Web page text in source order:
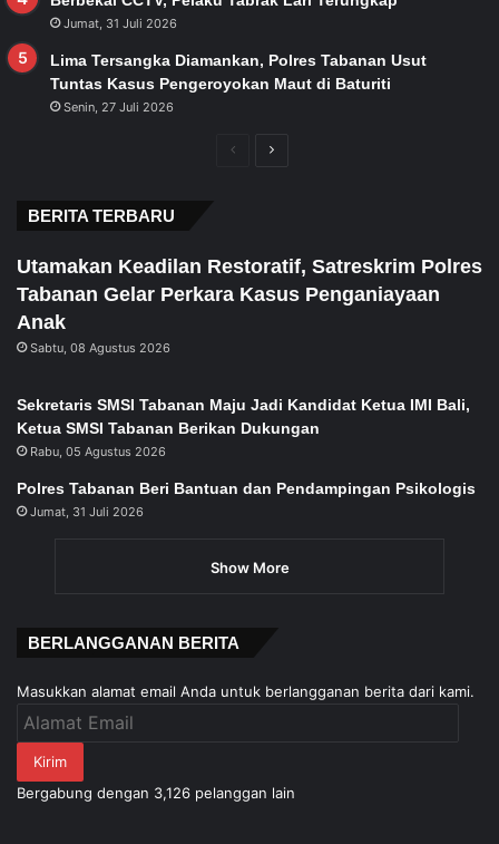
Jumat, 31 Juli 2026
Lima Tersangka Diamankan, Polres Tabanan Usut
Tuntas Kasus Pengeroyokan Maut di Baturiti
Senin, 27 Juli 2026
PreviousNext
BERITA TERBARU
Utamakan Keadilan Restoratif, Satreskrim Polres
Tabanan Gelar Perkara Kasus Penganiayaan
Anak
Sabtu, 08 Agustus 2026
Sekretaris SMSI Tabanan Maju Jadi Kandidat Ketua IMI Bali,
Ketua SMSI Tabanan Berikan Dukungan
Rabu, 05 Agustus 2026
Polres Tabanan Beri Bantuan dan Pendampingan Psikologis
Jumat, 31 Juli 2026
Show More
BERLANGGANAN BERITA
Masukkan alamat email Anda untuk berlangganan berita dari kami.
Alamat
Kirim
Bergabung dengan 3,126 pelanggan lain